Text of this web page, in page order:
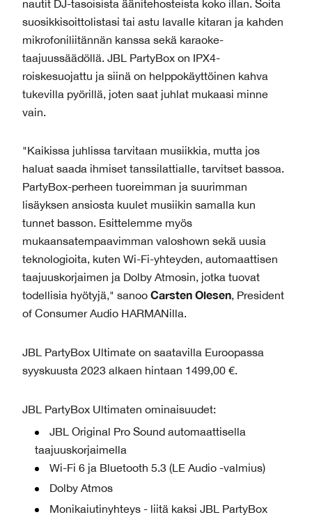
nautit DJ-tasoisista äänitehosteista koko illan. Soita
suosikkisoittolistasi tai astu lavalle kitaran ja kahden
mikrofoniliitännän kanssa sekä karaoke-
taajuussäädöllä. JBL PartyBox on IPX4-
roiskesuojattu ja siinä on helppokäyttöinen kahva
tukevilla pyörillä, joten saat juhlat mukaasi minne
vain.
"Kaikissa juhlissa tarvitaan musiikkia, mutta jos
haluat saada ihmiset tanssilattialle, tarvitset bassoa.
PartyBox-perheen tuoreimman ja suurimman
lisäyksen ansiosta kuulet musiikin samalla kun
tunnet basson. Esittelemme myös
mukaansatempaavimman valoshown sekä uusia
teknologioita, kuten Wi-Fi-yhteyden, automaattisen
taajuuskorjaimen ja Dolby Atmosin, jotka tuovat
todellisia hyötyjä," sanoo Carsten Olesen, President
of Consumer Audio HARMANilla.
JBL PartyBox Ultimate on saatavilla Euroopassa
syyskuusta 2023 alkaen hintaan 1499,00 €.
JBL PartyBox Ultimaten ominaisuudet:
JBL Original Pro Sound automaattisella
taajuuskorjaimella
Wi-Fi 6 ja Bluetooth 5.3 (LE Audio -valmius)
Dolby Atmos
Monikaiutinyhteys - liitä kaksi JBL PartyBox